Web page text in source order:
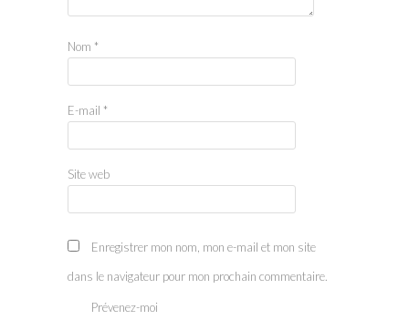
Nom *
E-mail *
Site web
Enregistrer mon nom, mon e-mail et mon site
dans le navigateur pour mon prochain commentaire.
Prévenez-moi